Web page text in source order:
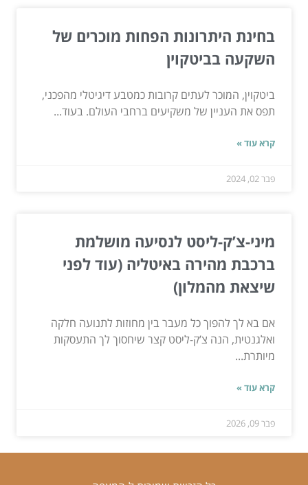
בחינת היתרונות הפחות מוכרים של
השקעה בביטקוין
ביטקוין, המוכר לעתים קרובות כמטבע דיגיטלי מהפכני,
תפס את העניין של משקיעים ברחבי העולם. בעוד...
קרא עוד »
פבר 02, 2024
מיני-צ’ק-ליסט לנסיעה מושלמת
ברכבת מהירה באיטליה (עוד לפני
שיצאת מהמלון)
אם בא לך להפוך כל מעבר בין מחוזות לתנועה חלקה
ואלגנטית, הנה צ’ק-ליסט קצר שיחסוך לך התעסקות
מיותרת...
קרא עוד »
פבר 09, 2026